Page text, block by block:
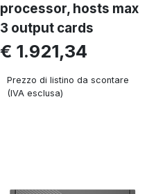
processor, hosts max
3 output cards
€ 1.921,34
Prezzo di listino da scontare
(IVA esclusa)